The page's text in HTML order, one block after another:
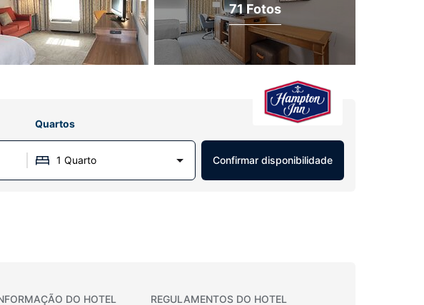
71 Fotos
Quartos
1 Quarto Confirmar disponibilidade
DO HOTEL REGULAMENTOS DO HOTEL